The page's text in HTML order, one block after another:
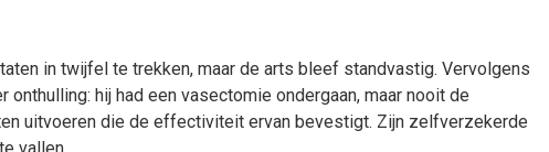
in twijfel te trekken, maar de arts bleef standvastig. Vervolgens
onthulling: hij had een vasectomie ondergaan, maar nooit de
uitvoeren die de effectiviteit ervan bevestigt. Zijn zelfverzekerde